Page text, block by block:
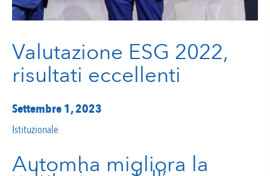
Valutazione ESG 2022,
risultati eccellenti
Settembre 1, 2023
Istituzionale
Automha migliora la